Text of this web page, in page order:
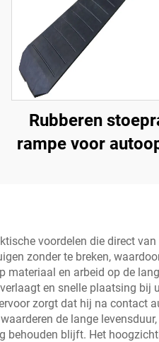
Rubberen
rampe voor
voordelen die direct
zonder te breken,
en arbeid op de
en snelle plaatsing bij
zorgt dat hij na contact
de lange
blijft. Het